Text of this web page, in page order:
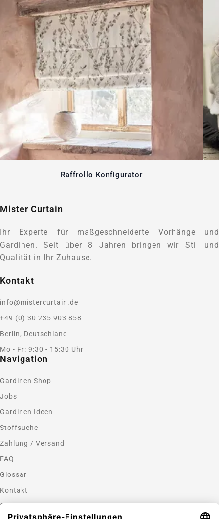
Raffrollo Konfigurator
Mister Curtain
Ihr Experte für maßgeschneiderte Vorhänge und
Gardinen. Seit über 8 Jahren bringen wir Stil und
Qualität in Ihr Zuhause.
Kontakt
info@mistercurtain.de
+49 (0) 30 235 903 858
Berlin, Deutschland
Mo - Fr: 9:30 - 15:30 Uhr
Navigation
Gardinen Shop
Jobs
Gardinen Ideen
Stoffsuche
Zahlung / Versand
FAQ
Glossar
Kontakt
Gardinen nähen lassen
Zahlungsmethoden